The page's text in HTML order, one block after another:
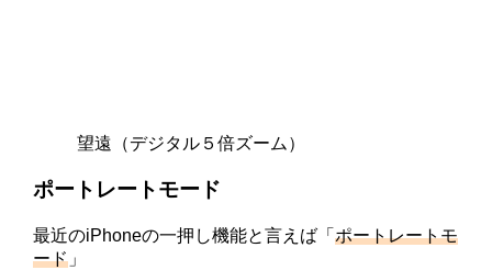
望遠（デジタル５倍ズーム）
ポートレートモード
最近のiPhoneの一押し機能と言えば「ポートレートモ
ード 」